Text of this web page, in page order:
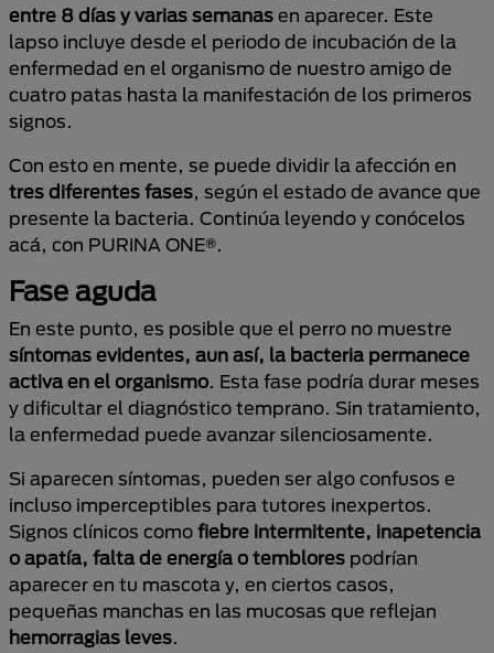
entre 8 días y varias semanas en aparecer. Este
lapso incluye desde el periodo de incubación de la
enfermedad en el organismo de nuestro amigo de
cuatro patas hasta la manifestación de los primeros
signos.
Con esto en mente, se puede dividir la afección en
tres diferentes fases, según el estado de avance que
presente la bacteria. Continúa leyendo y conócelos
acá, con PURINA ONE®.
Fase aguda
En este punto, es posible que el perro no muestre
síntomas evidentes, aun así, la bacteria permanece
activa en el organismo. Esta fase podría durar meses
y dificultar el diagnóstico temprano. Sin tratamiento,
la enfermedad puede avanzar silenciosamente.
Si aparecen síntomas, pueden ser algo confusos e
incluso imperceptibles para tutores inexpertos.
Signos clínicos como fiebre intermitente, inapetencia
o apatía, falta de energía o temblores podrían
aparecer en tu mascota y, en ciertos casos,
pequeñas manchas en las mucosas que reflejan
hemorragias leves.